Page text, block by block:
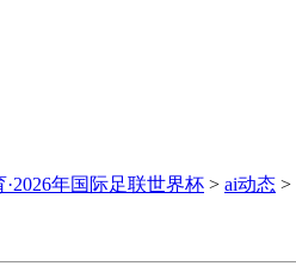
年国际足联世界杯 > ai动态 >